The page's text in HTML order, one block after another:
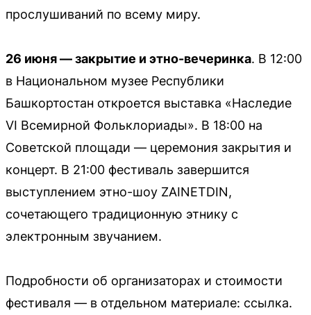
прослушиваний по всему миру.
26 июня — закрытие и этно-вечеринка. В 12:00
в Национальном музее Республики
Башкортостан откроется выставка «Наследие
VI Всемирной Фольклориады». В 18:00 на
Советской площади — церемония закрытия и
концерт. В 21:00 фестиваль завершится
выступлением этно-шоу ZAINETDIN,
сочетающего традиционную этнику с
электронным звучанием.
Подробности об организаторах и стоимости
фестиваля — в отдельном материале: ссылка.